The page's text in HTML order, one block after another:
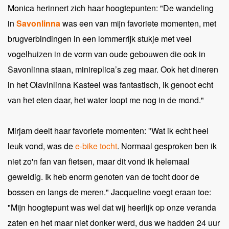
Monica herinnert zich haar hoogtepunten: "De wandeling
in Savonlinnawas een van mijn favoriete momenten, met
brugverbindingen in een lommerrijk stukje met veel
vogelhuizen in de vorm van oude gebouwen die ook in
Savonlinna staan, minireplica’s zeg maar. Ook het dineren
in het Olavinlinna Kasteel was fantastisch, ik genoot echt
van het eten daar, het water loopt me nog in de mond."
Mirjam deelt haar favoriete momenten: "Wat ik echt heel
leuk vond, was dee-bike tocht. Normaal gesproken ben ik
niet zo'n fan van fietsen, maar dit vond ik helemaal
geweldig. Ik heb enorm genoten van de tocht door de
bossen en langs de meren." Jacqueline voegt eraan toe:
"Mijn hoogtepunt was wel dat wij heerlijk op onze veranda
zaten en het maar niet donker werd, dus we hadden 24 uur